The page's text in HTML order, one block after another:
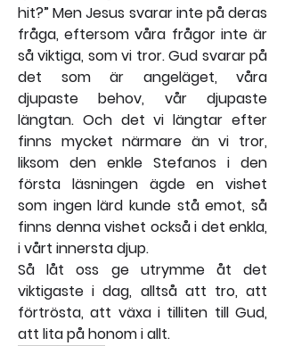
hit?” Men Jesus svarar inte på deras
fråga, eftersom våra frågor inte är
så viktiga, som vi tror. Gud svarar på
det som är angeläget, våra
djupaste behov, vår djupaste
längtan. Och det vi längtar efter
finns mycket närmare än vi tror,
liksom den enkle Stefanos i den
första läsningen ägde en vishet
som ingen lärd kunde stå emot, så
finns denna vishet också i det enkla,
i vårt innersta djup.
Så låt oss ge utrymme åt det
viktigaste i dag, alltså att tro, att
förtrösta, att växa i tilliten till Gud,
att lita på honom i allt.